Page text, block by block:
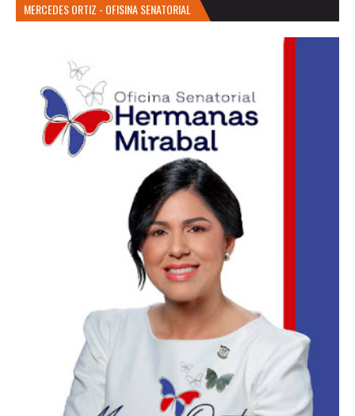
MERCEDES ORTIZ - OFISINA SENATORIAL